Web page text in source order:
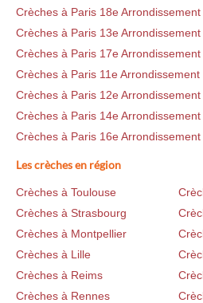
Crèches à Paris 18e Arrondissement
Crèches à Paris 13e Arrondissement
Crèches à Paris 17e Arrondissement
Crèches à Paris 11e Arrondissement
Crèches à Paris 12e Arrondissement
Crèches à Paris 14e Arrondissement
Crèches à Paris 16e Arrondissement
Les crèches en région
Crèches à Toulouse
Crèches à Strasbourg
Crèches à Montpellier
Crèches à Lille
Crèches à Reims
Crèches à Rennes